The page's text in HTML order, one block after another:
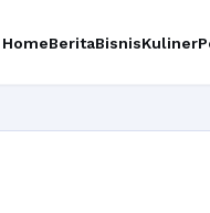
HomeBeritaBisnisKuliner